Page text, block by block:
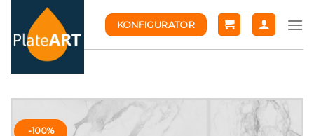
content
KONFIGURATOR
-100%